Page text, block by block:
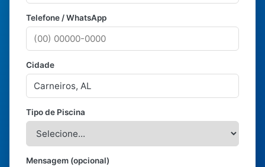
Telefone / WhatsApp
Cidade
Tipo de Piscina
Mensagem (opcional)